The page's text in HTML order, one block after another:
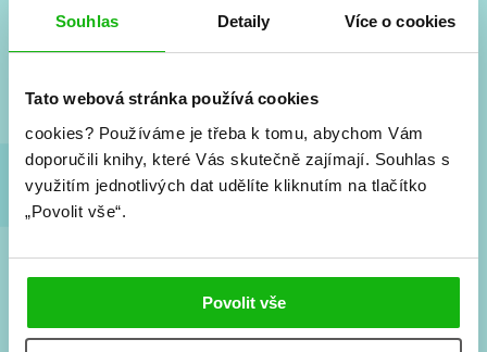
Souhlas Detaily Více o cookies
Tato webová stránka používá cookies
cookies? Používáme je třeba k tomu, abychom Vám
doporučili knihy, které Vás skutečně zajímají. Souhlas s
využitím jednotlivých dat udělíte kliknutím na tlačítko
„Povolit vše“.
Povolit vše
Vše kolem #youngadult každý měsíc rovnou do mailu!
a seriálové adaptace a další.
Souhlasím spodmínkami zpracování osobních údajů